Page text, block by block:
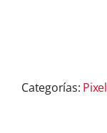
Categorías: Pixel